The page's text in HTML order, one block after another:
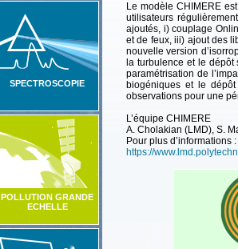
SPECTROSCOPIE
POLLUTION GRANDE
ECHELLE
Le modèleCHIMERE
utilisateurs
ajoutés, i) couplage
et de feux, iii) ajout des
nouvelle version
la turbulence et le
paramétrisation de
biogéniques et le
observations pour une
L’équipe CHIMERE
A. Cholakian (LMD), S.
Pour plus d’informations :
https://